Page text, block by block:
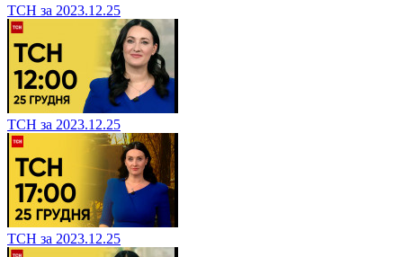
ТСН за 2023.12.25
ТСН за 2023.12.25
ТСН за 2023.12.25